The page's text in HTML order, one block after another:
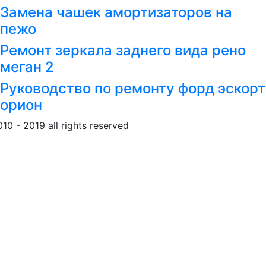
Замена чашек амортизаторов на
пежо
Ремонт зеркала заднего вида рено
меган 2
Руководство по ремонту форд эскорт
орион
- 2019 all rights reserved